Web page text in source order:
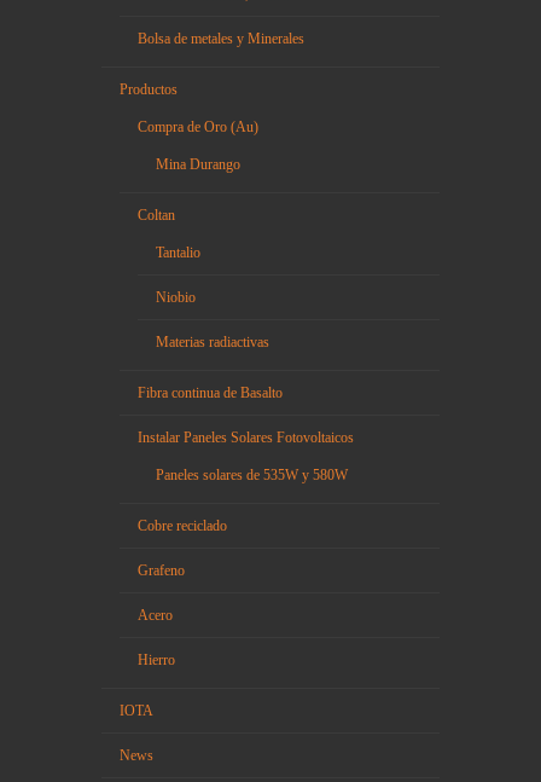
Bolsa de metales y Minerales
Productos
Compra de Oro (Au)
Mina Durango
Coltan
Tantalio
Niobio
Materias radiactivas
Fibra continua de Basalto
Instalar Paneles Solares Fotovoltaicos
Paneles solares de 535W y 580W
Cobre reciclado
Grafeno
Acero
Hierro
IOTA
News